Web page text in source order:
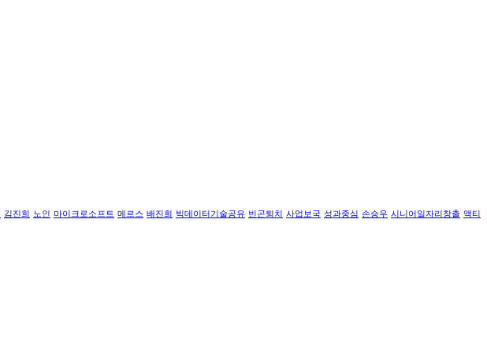
김진희 노인 마이크로소프트 메르스 배진희 빅데이터기술공유 빈곤퇴치 사업보국 성과중심 손승우 시니어일자리창출 액티